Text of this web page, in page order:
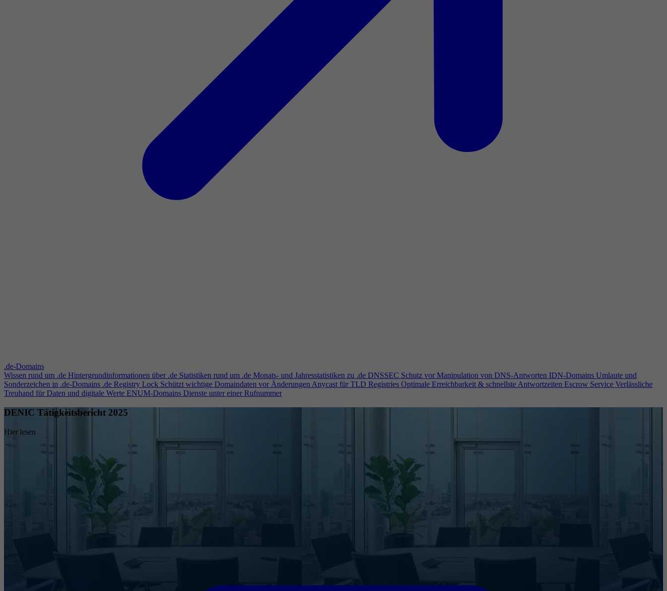
.de-Domains
Wissen rund um .de Hintergrundinformationen über .de Statistiken rund um .de Monats- und Jahresstatistiken zu .de DNSSEC Schutz vor Manipulation von DNS-Antworten IDN-Domains Umlaute und
Sonderzeichen in .de-Domains .de Registry Lock Schützt wichtige Domaindaten vor ÄnderungenAnycast für TLD Registries Optimale Erreichbarkeit & schnellste Antwortzeiten Escrow Service Verlässliche
Treuhand für Daten und digitale Werte ENUM-Domains Dienste unter einer Rufnummer
DENIC Tätigkeitsbericht 2025
Hier lesen